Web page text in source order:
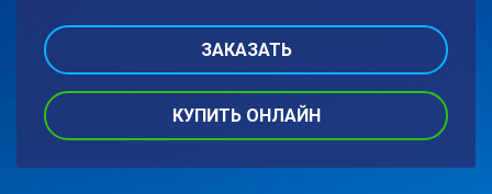
КУПИТЬ ОНЛАЙН